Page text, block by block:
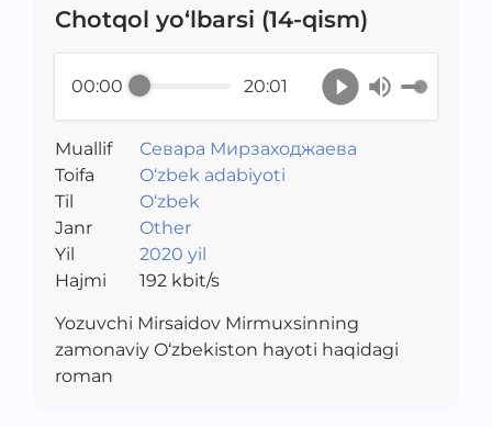
Chotqol yo‘lbarsi (14-qism)
00:00 20:01
Muallif
Севара Мирзаходжаева
Toifa
O‘zbek adabiyoti
Til
O‘zbek
Janr
Other
Yil
2020 yil
Hajmi
192 kbit/s
Yozuvchi Mirsaidov Mirmuxsinning
zamonaviy O‘zbekiston hayoti haqidagi
roman